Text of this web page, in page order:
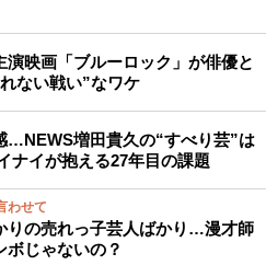
演映画「ブルーロック」が俳優と
ない戦い”なワケ
…NEWS増田貴久の“すべり芸”は
ナイが抱える27年目の課題
わせて
りの売れっ子芸人ばかり…漫才師
ボじゃないの？